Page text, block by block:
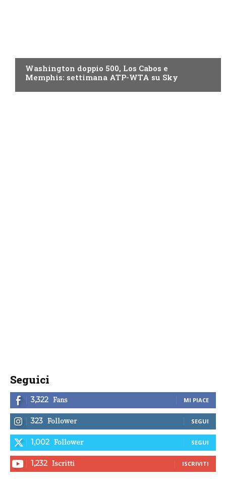
Washington doppio 500, Los Cabos e
Memphis: settimana ATP-WTA su Sky
Seguici
3,322 Fans MI PIACE
323 Follower SEGUI
1,002 Follower SEGUI
1,232 Iscritti ISCRIVITI